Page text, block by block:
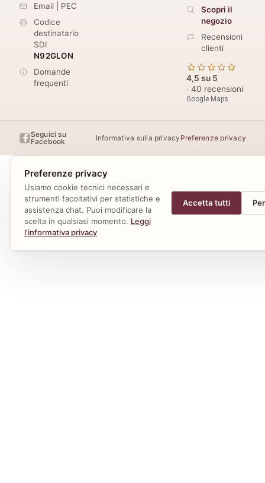
Email
PEC
Codice
destinatario
SDI
N92GLON
Domande
frequenti
Scopri il
negozio
Recensioni
clienti
4,5 su 5
· 40 recensioni
Google Maps
Seguici su
Facebook
Informativa sulla privacy Preferenze privacy
Preferenze privacy
Usiamo cookie tecnici necessari e
strumenti facoltativi per statistiche e
assistenza chat. Puoi modificare la
scelta in qualsiasi momento. Leggi
l’informativa privacy
Accetta tutti